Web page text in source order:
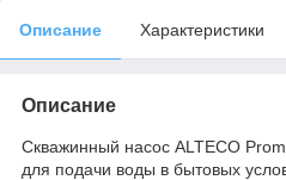
Описание Характеристики
Описание
Скважинный насос ALTECO
для подачи воды в бытовых